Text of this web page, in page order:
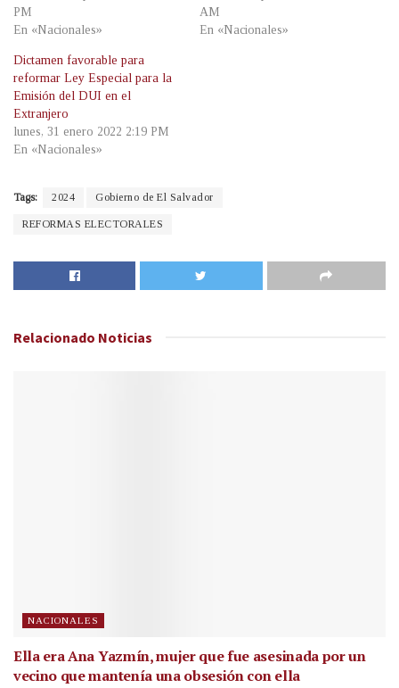
PM
En «Nacionales»
AM
En «Nacionales»
Dictamen favorable para
reformar Ley Especial para la
Emisión del DUI en el
Extranjero
lunes, 31 enero 2022 2:19 PM
En «Nacionales»
Tags: 2024 Gobierno de El Salvador
REFORMAS ELECTORALES
Relacionado Noticias
NACIONALES
Ella era Ana Yazmín, mujer que fue asesinada por un
vecino que mantenía una obsesión con ella